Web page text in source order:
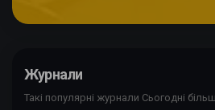
Журнали
Такі популярні журнали Сьогодні